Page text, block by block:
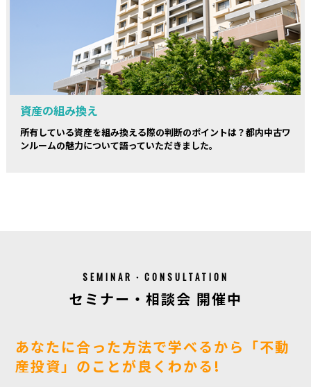
資産の組み換え
所有している資産を組み換える際の判断のポイントは？都内中古ワ
ンルームの魅力について語っていただきました。
SEMINAR・CONSULTATION
セミナー・相談会 開催中
あなたに合った方法で学べるから「不動
産投資」のことが良くわかる!